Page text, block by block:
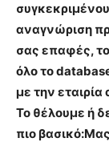
αναγνώριση
σας επαφές,
όλο το
με την
Το θέλουμε ή
πιο